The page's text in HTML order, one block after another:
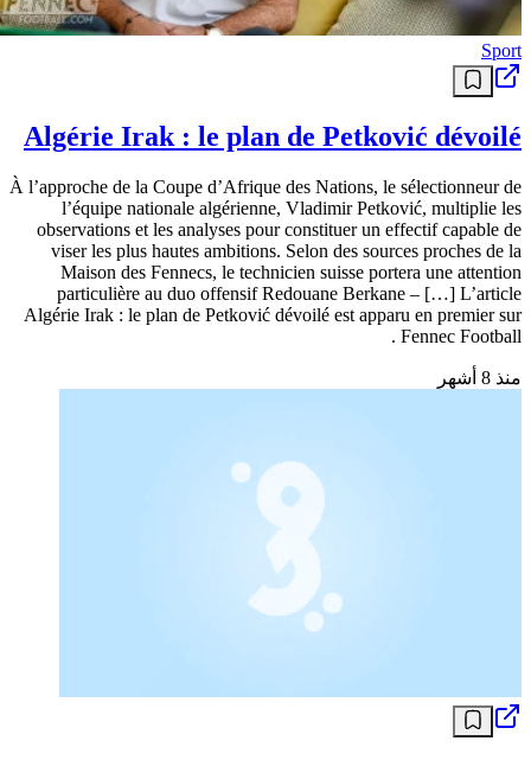
Sport
Algérie Irak : le plan de Petković dévoilé
À l’approche de la Coupe d’Afrique des Nations, le sélectionneur de
l’équipe nationale algérienne, Vladimir Petković, multiplie les
observations et les analyses pour constituer un effectif capable de
viser les plus hautes ambitions. Selon des sources proches de la
Maison des Fennecs, le technicien suisse portera une attention
particulière au duo offensif Redouane Berkane – […] L’article
Algérie Irak : le plan de Petković dévoilé est apparu en premier sur
Fennec Football .
منذ 8 أشهر